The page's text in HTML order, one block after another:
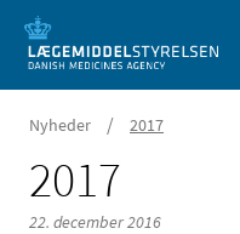
Nyheder / 2017
2017
22. december 2016